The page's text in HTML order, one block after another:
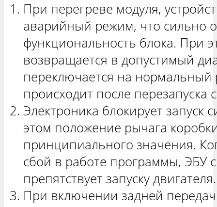
При перегреве модуля,
аварийный режим, что сильно
функциональность блока. При
возвращается в допустимый
переключается на
происходит после перезапуска
Электроника блокирует запуск
этом положение рычага
принципиального значения.
сбой в работе программы, ЭБУ
препятствует запуску двигателя.
При включении задней